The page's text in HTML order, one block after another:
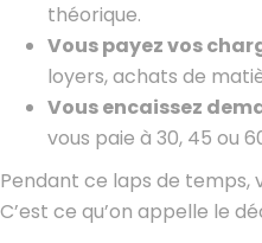
théorique.
Vous payez vos
loyers, achats de
Vous encaissez
vous paie à 30, 45 ou
Pendant ce laps de temps,
C’est ce qu’on appelle le